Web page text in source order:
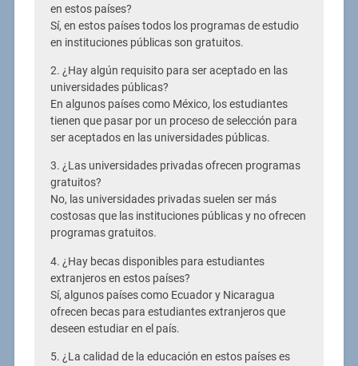
en estos países?
Sí, en estos países todos los programas de estudio
en instituciones públicas son gratuitos.
2. ¿Hay algún requisito para ser aceptado en las
universidades públicas?
En algunos países como México, los estudiantes
tienen que pasar por un proceso de selección para
ser aceptados en las universidades públicas.
3. ¿Las universidades privadas ofrecen programas
gratuitos?
No, las universidades privadas suelen ser más
costosas que las instituciones públicas y no ofrecen
programas gratuitos.
4. ¿Hay becas disponibles para estudiantes
extranjeros en estos países?
Sí, algunos países como Ecuador y Nicaragua
ofrecen becas para estudiantes extranjeros que
deseen estudiar en el país.
5. ¿La calidad de la educación en estos países es